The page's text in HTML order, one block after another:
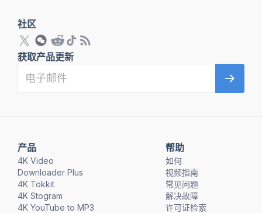
产品
4K Video
Downloader Plus
4K Tokkit
4K Stogram
4K YouTube to MP3
帮助
如何
视频指南
常见问题
解决故障
许可证检索
社区
获取产品更新